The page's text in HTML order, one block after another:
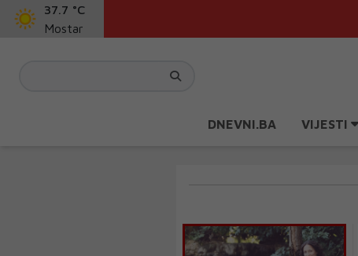
37.7 °C
Mostar
DNEVNI.BA VIJESTI